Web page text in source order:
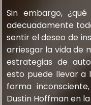
Sin embargo,
adecuadamente
sentir el deseo de
arriesgar la vida de
estrategias de
esto puede llevar a
forma
Dustin Hoffman en